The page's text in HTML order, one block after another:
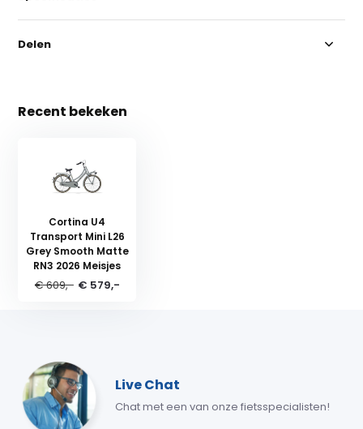
Delen
Recent bekeken
Cortina U4
Transport Mini L26
Grey Smooth Matte
RN3 2026 Meisjes
€ 609,- € 579,-
Live Chat
Chat met een van onze fietsspecialisten!